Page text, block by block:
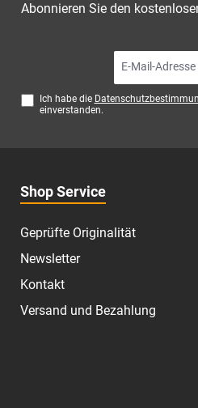
Abonnieren Sie den
Ich habe die
einverstanden.
Shop Service
Geprüfte Originalität
Newsletter
Kontakt
Versand und Bezahlung